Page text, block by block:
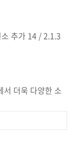
소 추가 14 / 2.1.3
서 더욱 다양한 소